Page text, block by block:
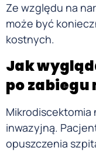
Ze względu na
może być
kostnych.
Jak
po
inwazyjną.
opuszczenia